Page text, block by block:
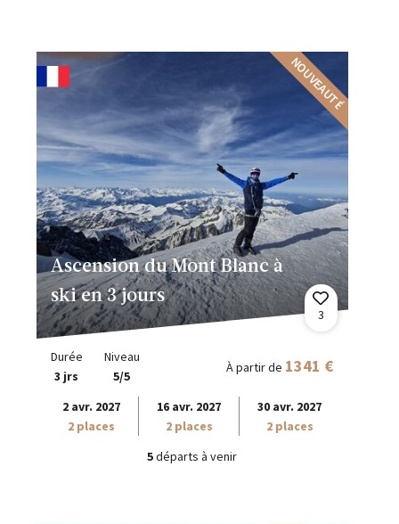
NOUVEAUTÉ
Ascension du Mont Blanc à
ski en 3 jours
3
Durée
3 jrs
Niveau
5/5
À partir de 1341 €
2 avr. 2027
2 places
16 avr. 2027
2 places
30 avr. 2027
2 places
5départs à venir